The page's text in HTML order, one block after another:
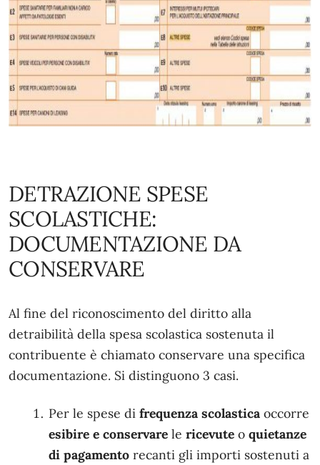
DETRAZIONE SPESE
SCOLASTICHE:
DOCUMENTAZIONE DA
CONSERVARE
Al fine del riconoscimento del diritto alla
detraibilità della spesa scolastica sostenuta il
contribuente è chiamato conservare una specifica
documentazione. Si distinguono 3 casi.
Per le spese di frequenza scolastica occorre
esibire e conservare le ricevute o quietanze
di pagamento recanti gli importi sostenuti a